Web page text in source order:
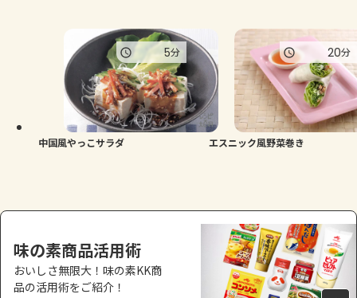
中国風やっこサラダ
5分
エスニック風野菜巻き
20分
味の素商品活用術
おいしさ無限大！味の素KK商
品の活用術をご紹介！